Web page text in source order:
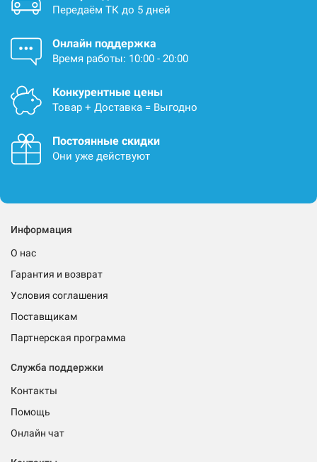
Передаём ТК до 5 дней
Онлайн поддержка
Время работы: 10:00 - 20:00
Конкурентные цены
Товар + Доставка = Выгодно
Постоянные скидки
Они уже действуют
Информация
О нас
Гарантия и возврат
Условия соглашения
Поставщикам
Партнерская программа
Служба поддержки
Контакты
Помощь
Онлайн чат